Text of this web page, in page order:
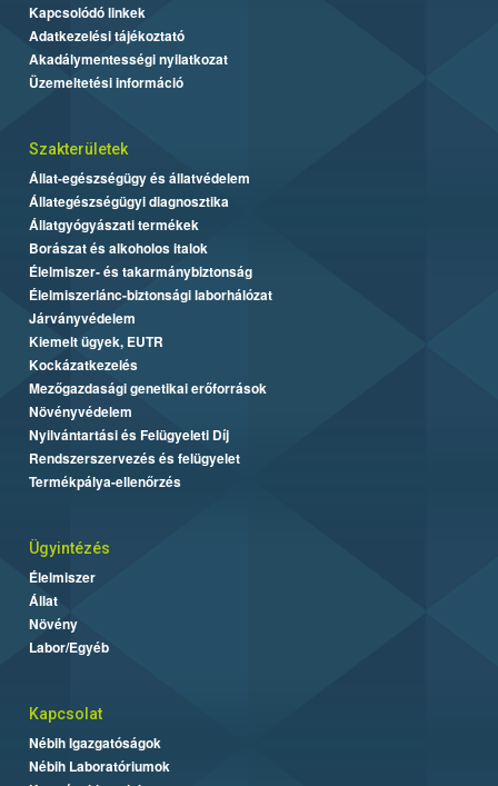
Kapcsolódó linkek
Adatkezelési tájékoztató
Akadálymentességi nyilatkozat
Üzemeltetési információ
Szakterületek
Állat-egészségügy és állatvédelem
Állategészségügyi diagnosztika
Állatgyógyászati termékek
Borászat és alkoholos italok
Élelmiszer- és takarmánybiztonság
Élelmiszerlánc-biztonsági laborhálózat
Járványvédelem
Kiemelt ügyek, EUTR
Kockázatkezelés
Mezőgazdasági genetikai erőforrások
Növényvédelem
Nyilvántartási és Felügyeleti Díj
Rendszerszervezés és felügyelet
Termékpálya-ellenőrzés
Ügyintézés
Élelmiszer
Állat
Növény
Labor/Egyéb
Kapcsolat
Nébih Igazgatóságok
Nébih Laboratóriumok